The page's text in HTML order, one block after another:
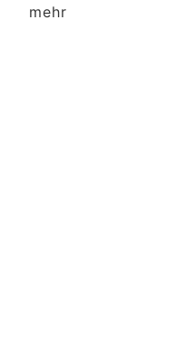
mehr